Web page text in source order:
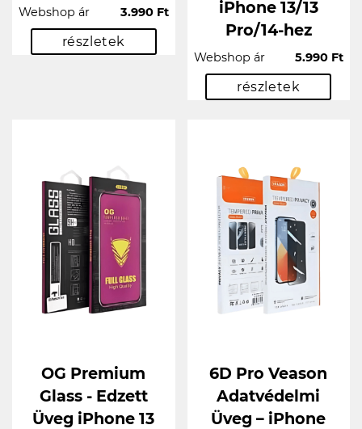
Webshop ár 3.990 Ft
részletek
iPhone 13/13
Pro/14-hez
Webshop ár 5.990 Ft
részletek
OG Premium
Glass - Edzett
Üveg iPhone 13
6D Pro Veason
Adatvédelmi
Üveg – iPhone